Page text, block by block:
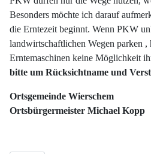
Besonders möchte ich darauf
die Erntezeit beginnt. Wenn PKW
landwirtschaftlichen Wegen parken ,
Erntemaschinen keine Möglichkeit
bitte um Rücksichtname und
Ortsgemeinde Wierschem
Ortsbürgermeister Michael Kopp